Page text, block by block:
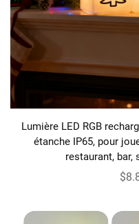
Lumière LED RGB
étanche IP65, pour
restaurant, bar,